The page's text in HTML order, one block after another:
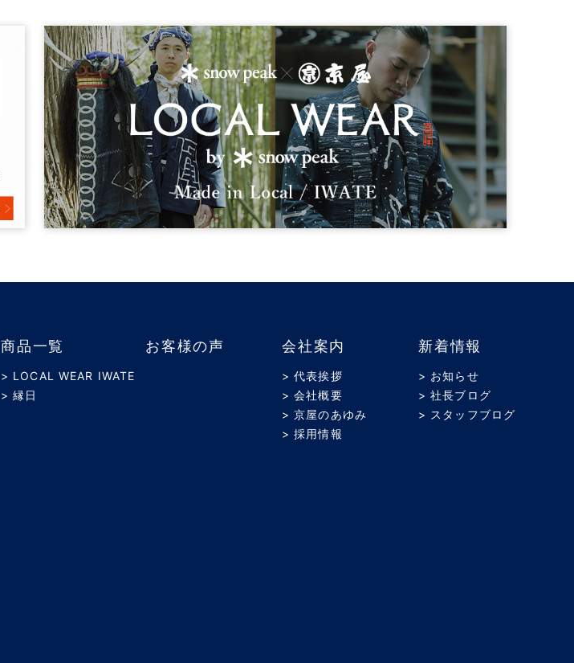
商品一覧
> LOCAL WEAR IWATE
> 縁日
お客様の声 会社案内
> 代表挨拶
> 会社概要
> 京屋のあゆみ
> 採用情報
新着情報
> お知らせ
> 社長ブログ
> スタッフブログ